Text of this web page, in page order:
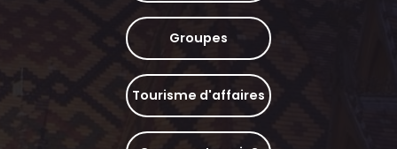
Groupes
Tourisme d'affaires